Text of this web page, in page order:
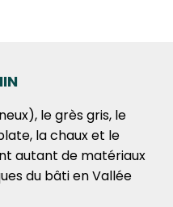
le grès gris, le
la chaux et le
autant de matériaux
du bâti en Vallée